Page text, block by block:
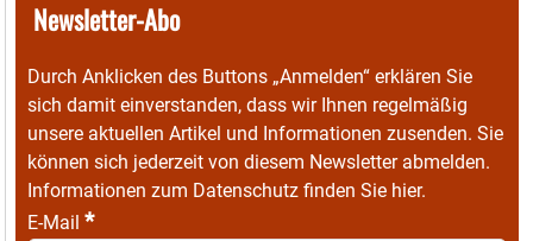
Newsletter-Abo
Durch Anklicken des Buttons „Anmelden“ erklären Sie
sich damit einverstanden, dass wir Ihnen regelmäßig
unsere aktuellen Artikel und Informationen zusenden. Sie
können sich jederzeit von diesem Newsletter abmelden.
Informationen zum Datenschutz finden Sie hier.
E-Mail *